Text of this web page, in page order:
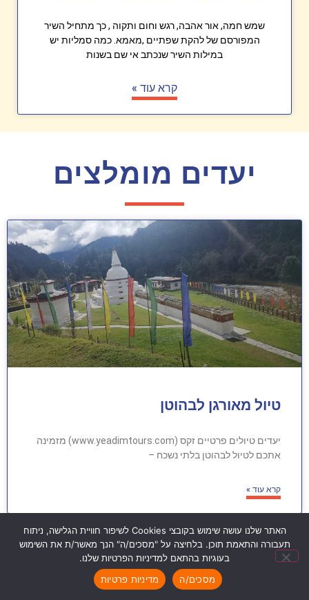
שמש חמה, אור אהבה, רגש וחום ותקוה , כך מתחיל השיר
המפורסם של להקת שפתיים ,מאמא. כמה סמליות יש
במילות השיר שנכתב אי שם בשנות
קרא עוד »
יעדים מומלצים
טיול מאורגן לבהוטן
יעדים טיולים פרטיים זקס (www.yeadimtours.com) מזמינה
אתכם לטיול לבהוטן בלתי נשכח –
קרא עוד »
האתר שלנו עושה שימוש בקובצי Cookies לשיפור חוויית הגלישה, ניתוח
תעבורה והתאמת תוכן. בלחיצה על "מסכים/ה" הנך מאשר/ת את השימוש
בעוגיות בהתאם למדיניות הפרטיות שלנו.
מסכים/ה
מדיניות פרטיות